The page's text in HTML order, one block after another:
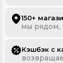
150+
мы рядом,
Кэшбэк с